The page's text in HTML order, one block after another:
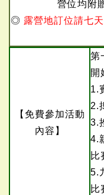
營位均附
◎ 露營地訂位請七
【免費參加活動
內容】
第
開
1.
2.
3.
4.
比
5.
比